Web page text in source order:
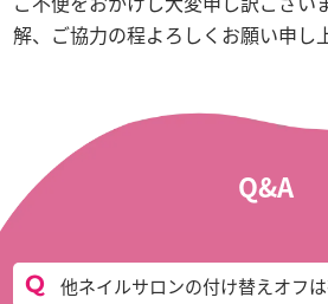
解、ご協力の程よろしくお願い申し
Q&A
他ネイルサロンの付け替えオフ